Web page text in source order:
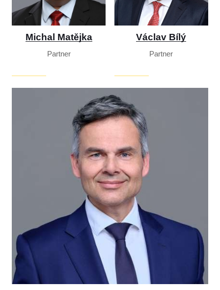
Michal Matějka
Partner
Václav Bílý
Partner